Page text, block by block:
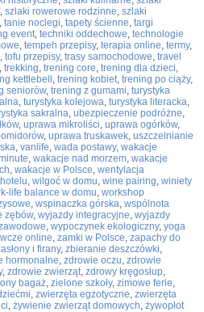
, szlaki rowerowe rodzinne, szlaki
, tanie noclegi, tapety ścienne, targi
event, techniki oddechowe, technologie
, tempeh przepisy, terapia online, termy,
, tofu przepisy, trasy samochodowe, travel
, trekking, trening core, trening dla dzieci,
kettlebell , trening kobiet, trening po ciąży,
seniorów, trening z gumami, turystyka
, turystyka kolejowa, turystyka literacka,
sakralna, ubezpieczenie podróżne,
, uprawa mikroliści, uprawa ogórków,
, uprawa truskawek, uszczelnianie
, vanlife, wada postawy, wakacje
, wakacje nad morzem, wakacje
, wakacje w Polsce, wentylacja
, wilgoć w domu, wine pairing, winiety
life balance w domu, workshop
, wspinaczka górska, wspólnota
zębów, wyjazdy integracyjne, wyjazdy
, wypoczynek ekologiczny, yoga
online, zamki w Polsce, zapachy do
i firany, zbieranie deszczówki,
hormonalne, zdrowie oczu, zdrowie
, zdrowie zwierząt, zdrowy kręgosłup,
bagaż, zielone szkoły, zimowe ferie,
, zwierzęta egzotyczne, zwierzęta
, żywienie zwierząt domowych, żywopłot